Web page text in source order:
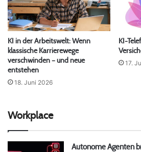
KI in der Arbeitswelt: Wenn
klassische Karrierewege
verschwinden – und neue
entstehen
18. Juni 2026
KI-
17.
Workplace
Autonome Agenten